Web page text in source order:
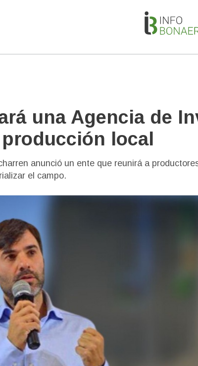
una Agencia de
local
anunció un ente que reunirá a
el campo.